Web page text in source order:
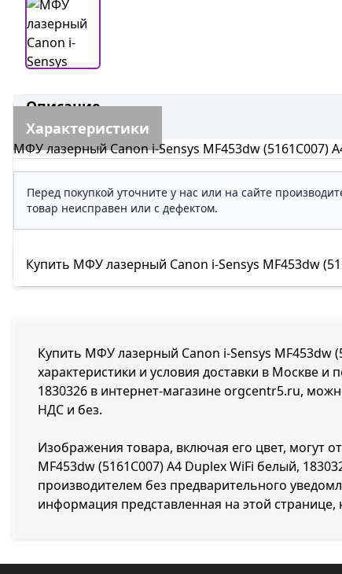
Описание
Характеристики
МФУ лазерный Canon i-Sensys MF453dw (5161C007)
Перед покупкой уточните у нас или на сайте
товар неисправен или с дефектом.
Купить МФУ лазерный Canon i-Sensys MF453dw
Купить МФУ лазерный Canon i-Sensys MF453dw
характеристики и условия доставки в Москве
1830326 в интернет-магазине orgcentr5.ru,
НДС и без.
Изображения товара, включая его цвет, могут
MF453dw (5161C007) A4 Duplex WiFi белый,
производителем без предварительного
информация представленная на этой